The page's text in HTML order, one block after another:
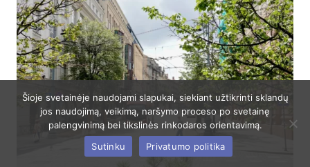
Šioje svetainėje naudojami slapukai, siekiant užtikrinti sklandų
jos naudojimą, veikimą, naršymo proceso po svetainę
palengvinimą bei tikslinės rinkodaros orientavimą.
Sutinku
Privatumo politika